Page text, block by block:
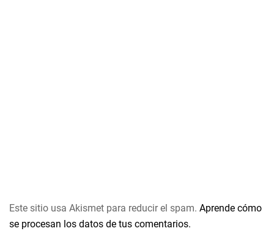
Este sitio usa Akismet para reducir el spam. Aprende cómo
se procesan los datos de tus comentarios.